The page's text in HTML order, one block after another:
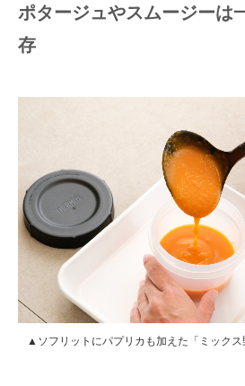
ポタージュやスムージーは
存
▲ソフリットにパプリカも加えた「ミックス